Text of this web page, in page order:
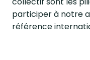
participer à notre
référence